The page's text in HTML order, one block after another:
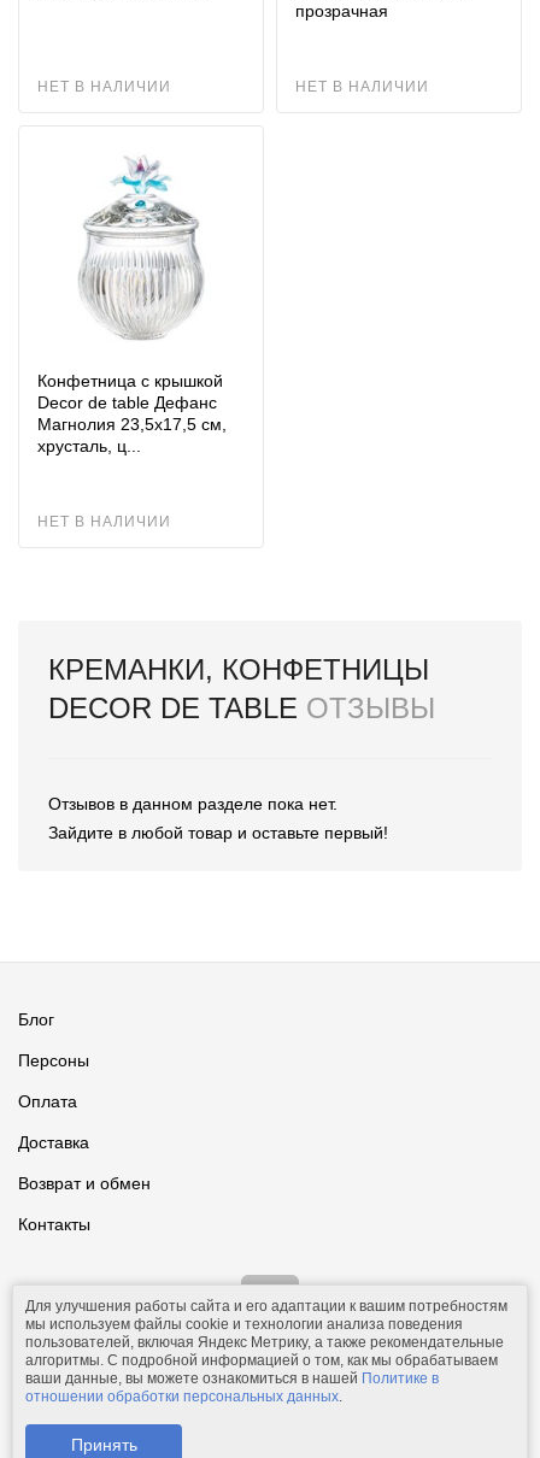
НЕТ В НАЛИЧИИ
прозрачная
НЕТ В НАЛИЧИИ
Конфетница с крышкой
Decor de table Дефанс
Магнолия 23,5х17,5 см,
хрусталь, ц...
НЕТ В НАЛИЧИИ
КРЕМАНКИ, КОНФЕТНИЦЫ
DECOR DE TABLE ОТЗЫВЫ
Отзывов в данном разделе пока нет.
Зайдите в любой товар и оставьте первый!
Блог
Персоны
Оплата
Доставка
Возврат и обмен
Контакты
© 2011-2026.Comfolio.ru— интернет-магазин текстиля и товаров
для дома.
Для улучшения работы сайта и его адаптации к вашим потребностям
мы используем файлы cookie и технологии анализа поведения
пользователей, включая Яндекс Метрику, а также рекомендательные
алгоритмы. С подробной информацией о том, как мы обрабатываем
ваши данные, вы можете ознакомиться в нашей Политике в
отношении обработки персональных данных.
Принять